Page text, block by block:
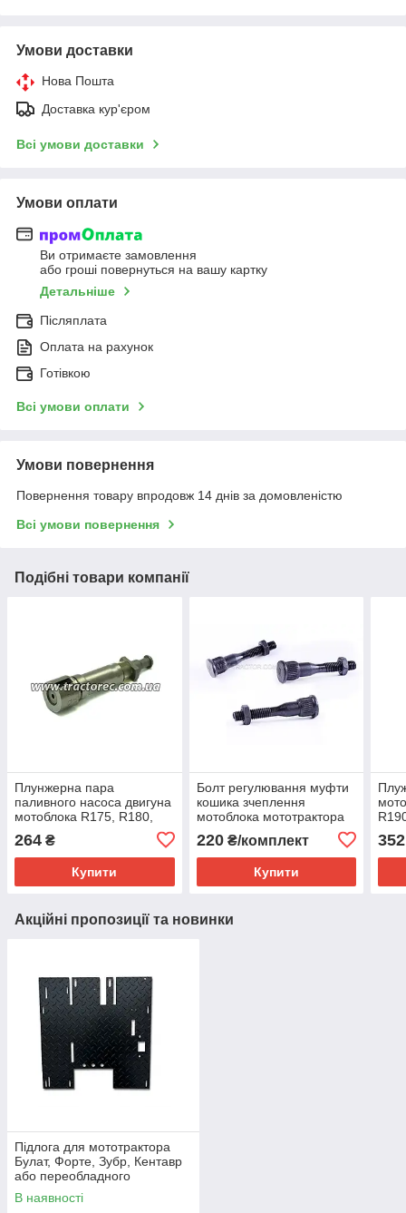
Умови доставки
Нова Пошта
Доставка кур'єром
Всі умови доставки
Умови оплати
Ви отримаєте замовлення
або гроші повернуться на вашу картку
Детальніше
Післяплата
Оплата на рахунок
Готівкою
Всі умови оплати
Умови повернення
Повернення товару впродовж 14 днів за домовленістю
Всі умови повернення
Подібні товари компанії
Плунжерна пара
паливного насоса двигуна
мотоблока R175, R180,
264 ₴
Купити
Болт регулювання муфти
кошика зчеплення
мотоблока мототрактора
R180/190/195/1100/1105/1115
комплект 3 шт
220₴/комплект
Купити
352
Акційні пропозиції та новинки
Підлога для мототрактора
Булат, Форте, Зубр, Кентавр
або переобладного
мотоблока (під КПП на 5
болтів), полік
В наявності